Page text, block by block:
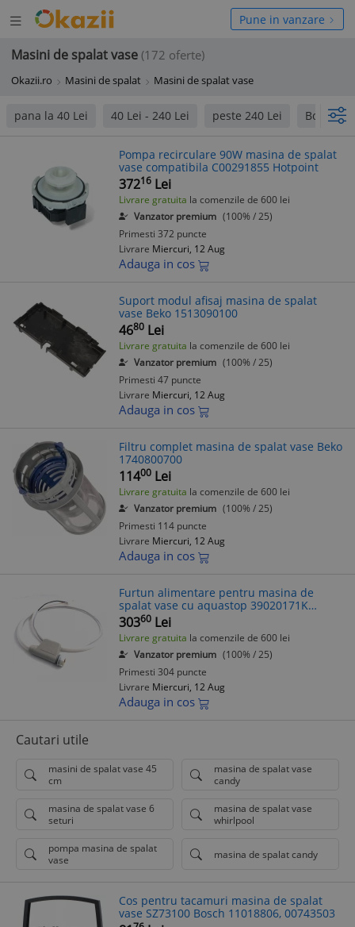
Deschide
meniul
Pune in vanzare
Masini de spalat vase (172 oferte)
Okazii.ro Masini de spalat Masini de spalat vase
pana la 40 Lei 40 Lei - 240 Lei peste 240 Lei Bosch
Pompa recirculare 90W masina de spalat
vase compatibila C00291855 Hotpoint
37216 Lei
Livrare gratuita la comenzile de 600 lei
Vanzator premium (100% / 25)
Primesti 372 puncte
Livrare Miercuri, 12 Aug
Adauga in cos
Suport modul afisaj masina de spalat
vase Beko 1513090100
4680 Lei
Livrare gratuita la comenzile de 600 lei
Vanzator premium (100% / 25)
Primesti 47 puncte
Livrare Miercuri, 12 Aug
Adauga in cos
Filtru complet masina de spalat vase Beko
1740800700
11400 Lei
Livrare gratuita la comenzile de 600 lei
Vanzator premium (100% / 25)
Primesti 114 puncte
Livrare Miercuri, 12 Aug
Adauga in cos
Furtun alimentare pentru masina de
spalat vase cu aquastop 39020171K
BOSCH /
30360 Lei
Livrare gratuita la comenzile de 600 lei
Vanzator premium (100% / 25)
Primesti 304 puncte
Livrare Miercuri, 12 Aug
Adauga in cos
Cautari utile
masini de spalat vase 45
cm
masina de spalat vase
candy
masina de spalat vase 6
seturi
masina de spalat vase
whirlpool
pompa masina de spalat
vase
masina de spalat candy
Cos pentru tacamuri masina de spalat
vase SZ73100 Bosch 11018806, 00743503